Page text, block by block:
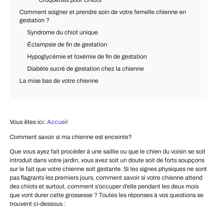
Comment soigner et prendre soin de votre femelle chienne en
gestation ?
Syndrome du chiot unique
Éclampsie de fin de gestation
Hypoglycémie et toxémie de fin de gestation
Diabète sucré de gestation chez la chienne
La mise bas de votre chienne
Vous êtes ici: Accueil
Comment savoir si ma chienne est enceinte?
Que vous ayez fait procéder à une saillie ou que le chien du voisin se soit
introduit dans votre jardin, vous avez soit un doute soit de forts soupçons
sur le fait que votre chienne soit gestante. Si les signes physiques ne sont
pas flagrants les premiers jours, comment savoir si votre chienne attend
des chiots et surtout, comment s’occuper d’elle pendant les deux mois
que vont durer cette grossesse ? Toutes les réponses à vos questions se
trouvent ci-dessous :